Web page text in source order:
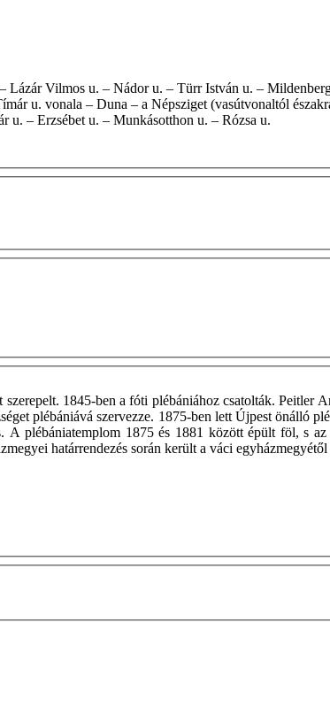
u. vonala – Duna – a Népsziget (vasútvonaltól
– Erzsébet u. – Munkásotthon u. – Rózsa u.
1845-ben a fóti plébániához csatolták. Peitler
plébániává szervezze. 1875-ben lett Újpest önálló
plébániatemplom 1875 és 1881 között épült föl, s
határrendezés során került a váci